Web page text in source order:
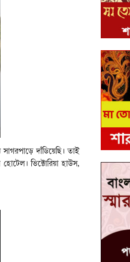
দাঁডিয়েছি। তাই
ভিক্টোরিয়া হাউস,